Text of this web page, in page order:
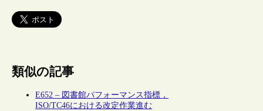
類似の記事
E652 – 図書館パフォーマンス指標，
ISO/TC46における改定作業進む